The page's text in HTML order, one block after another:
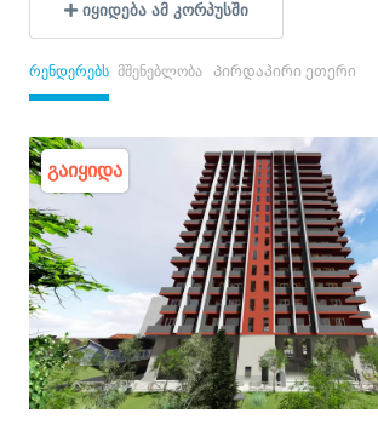
ᲘᲧᲘᲓᲔᲑᲐ ᲐᲛ ᲙᲝᲠᲞᲣᲡᲨᲘ
რენდერებს მშენებლობა Პირდაპირი ეთერი
გაიყიდა